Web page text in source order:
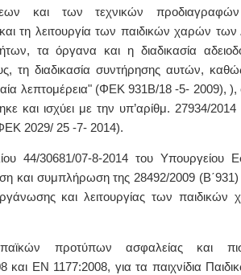
και των τεχνικών
τη λειτουργία των παιδικών χαρών
τα όργανα και η διαδικασία
τη διαδικασία συντήρησης αυτών,
λεπτομέρεια" (ΦΕΚ 931Β/18 -5- 2009),
και ισχύει με την υπ’αρίθμ. 27934/
2029/ 25 -7- 2014).
44/30681/07-8-2014 του Υπουργείου
και συμπλήρωση της 28492/2009
και λειτουργίας των παιδικών
προτύπων ασφαλείας και
και ΕΝ 1177:2008, για τα παιχνίδια